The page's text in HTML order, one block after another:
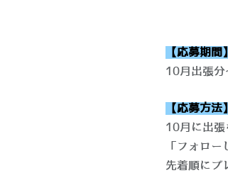
【応募期間】
10月出張分
【応募方法】
10月に出張
「フォロ
先着順にプ